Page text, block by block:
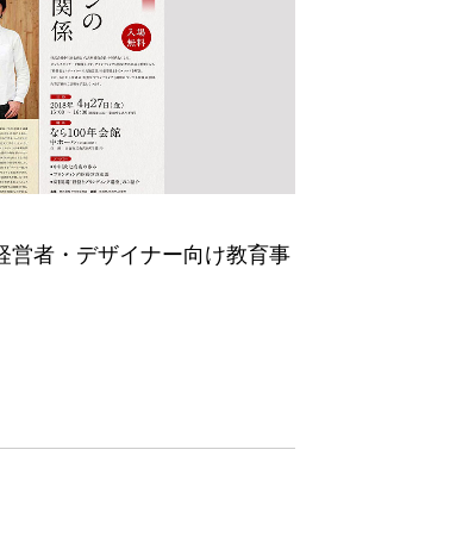
者・デザイナー向け教育事